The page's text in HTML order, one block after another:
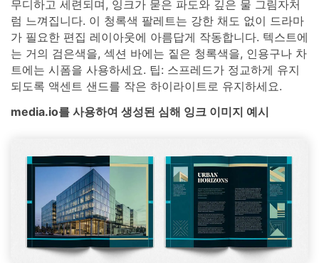
무디하고 세련되며, 잉크가 묻은 파도와 깊은 물 그림자처
럼 느껴집니다. 이 청록색 팔레트는 강한 채도 없이 드라마
가 필요한 편집 레이아웃에 아름답게 작동합니다. 텍스트에
는 거의 검은색을, 섹션 바에는 짙은 청록색을, 인용구나 차
트에는 시폼을 사용하세요. 팁: 스프레드가 정교하게 유지
되도록 액센트 샌드를 작은 하이라이트로 유지하세요.
media.io를 사용하여 생성된 심해 잉크 이미지 예시